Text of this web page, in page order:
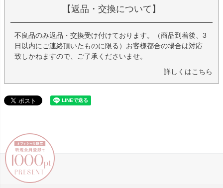
【返品・交換について】
不良品のみ返品・交換受け付けております。（商品到着後、3
日以内にご連絡頂いたものに限る）お客様都合の場合は対応
致しかねますので、ご了承くださいませ。
詳しくはこちら